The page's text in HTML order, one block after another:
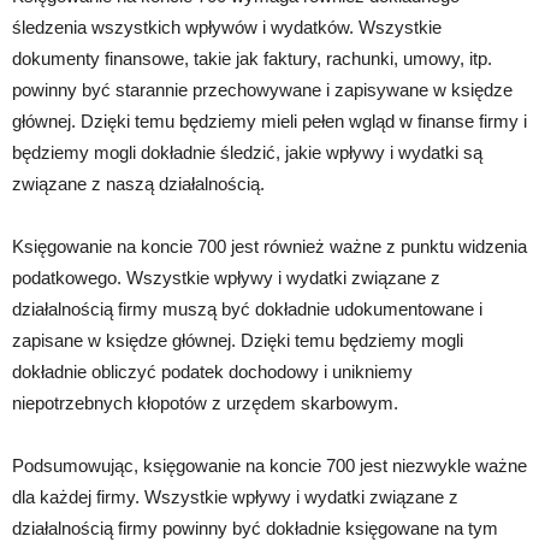
śledzenia wszystkich wpływów i wydatków. Wszystkie
dokumenty finansowe, takie jak faktury, rachunki, umowy, itp.
powinny być starannie przechowywane i zapisywane w księdze
głównej. Dzięki temu będziemy mieli pełen wgląd w finanse firmy i
będziemy mogli dokładnie śledzić, jakie wpływy i wydatki są
związane z naszą działalnością.
Księgowanie na koncie 700 jest również ważne z punktu widzenia
podatkowego. Wszystkie wpływy i wydatki związane z
działalnością firmy muszą być dokładnie udokumentowane i
zapisane w księdze głównej. Dzięki temu będziemy mogli
dokładnie obliczyć podatek dochodowy i unikniemy
niepotrzebnych kłopotów z urzędem skarbowym.
Podsumowując, księgowanie na koncie 700 jest niezwykle ważne
dla każdej firmy. Wszystkie wpływy i wydatki związane z
działalnością firmy powinny być dokładnie księgowane na tym